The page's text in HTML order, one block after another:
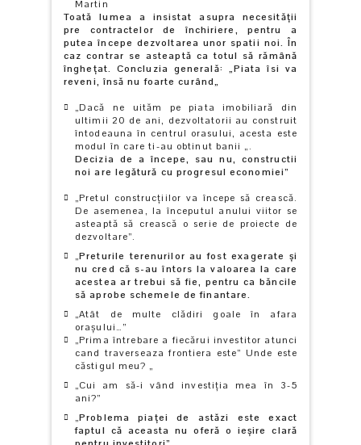
Martin
Toată lumea a insistat asupra necesităţii
pre contractelor de închiriere, pentru a
putea începe dezvoltarea unor spatii noi. În
caz contrar se asteaptă ca totul să rămână
îngheţat. Concluzia generală: „Piata îsi va
reveni, însă nu foarte curând„
„Dacă ne uităm pe piata imobiliară din
ultimii 20 de ani, dezvoltatorii au construit
întodeauna în centrul orasului, acesta este
modul în care ti-au obtinut banii „.
Decizia de a începe, sau nu, constructii
noi are legătură cu progresul economiei”
„Pretul construcţiilor va începe să crească.
De asemenea, la începutul anului viitor se
asteaptă să crească o serie de proiecte de
dezvoltare”.
„Preturile terenurilor au fost exagerate şi
nu cred că s-au întors la valoarea la care
acestea ar trebui să fie, pentru ca băncile
să aprobe schemele de finantare.
„Atât de multe clădiri goale în afara
oraşului…”
„Prima întrebare a fiecărui investitor atunci
cand traverseaza frontiera este” Unde este
căstigul meu? „
„Cui am să-i vând investiţia mea în 3-5
ani?”
„Problema piaţei de astăzi este exact
faptul că aceasta nu oferă o ieşire clară